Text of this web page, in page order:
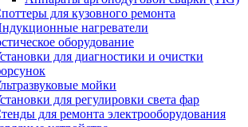
для кузовного ремонта
нагреватели
оборудование
для диагностики и очистки
мойки
для регулировки света фар
для ремонта электрооборудования